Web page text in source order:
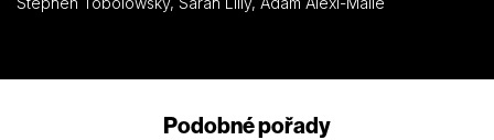
Podobné pořady